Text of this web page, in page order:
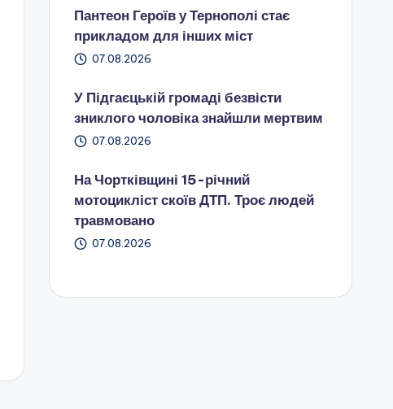
Пантеон Героїв у Тернополі стає
прикладом для інших міст
07.08.2026
У Підгаєцькій громаді безвісти
зниклого чоловіка знайшли мертвим
07.08.2026
На Чортківщині 15-річний
мотоцикліст скоїв ДТП. Троє людей
травмовано
07.08.2026